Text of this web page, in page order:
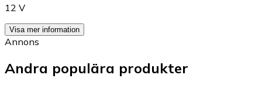
12 V
Visa mer information
Annons
Andra populära produkter